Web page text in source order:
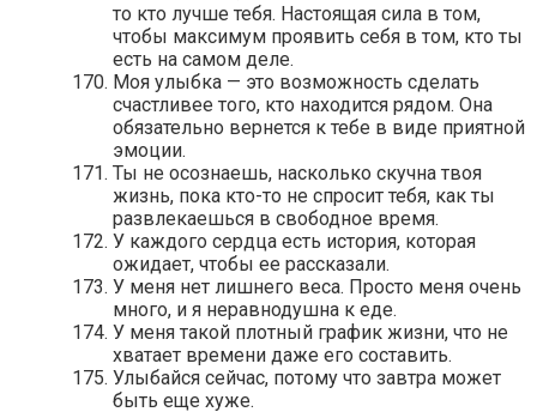
то кто лучше тебя. Настоящая сила в том,
чтобы максимум проявить себя в том, кто ты
есть на самом деле.
Моя улыбка — это возможность сделать
счастливее того, кто находится рядом. Она
обязательно вернется к тебе в виде приятной
эмоции.
Ты не осознаешь, насколько скучна твоя
жизнь, пока кто-то не спросит тебя, как ты
развлекаешься в свободное время.
У каждого сердца есть история, которая
ожидает, чтобы ее рассказали.
У меня нет лишнего веса. Просто меня очень
много, и я неравнодушна к еде.
У меня такой плотный график жизни, что не
хватает времени даже его составить.
Улыбайся сейчас, потому что завтра может
быть еще хуже.